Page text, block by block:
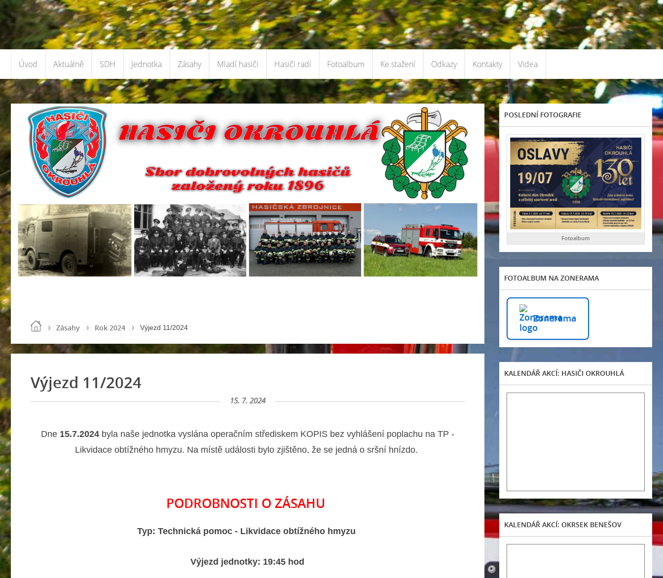
Úvod Aktuálně SDH Jednotka Zásahy Mladí hasiči Hasiči radí Fotoalbum Ke stažení Odkazy Kontakty Videa
Zásahy Rok 2024 Výjezd 11/2024
Výjezd 11/2024
15. 7. 2024
Dne 15.7.2024 byla naše jednotka vyslána operačním střediskem KOPIS bez vyhlášení poplachu na TP -
Likvidace obtížného hmyzu. Na místě události bylo zjištěno, že se jedná o sršní hnízdo.
PODROBNOSTI O ZÁSAHU
Typ: Technická pomoc - Likvidace obtížného hmyzu
Výjezd jednotky: 19:45 hod
POSLEDNÍ FOTOGRAFIE
Fotoalbum
FOTOALBUM NA ZONERAMA
Zonerama
KALENDÁŘ AKCÍ: HASIČI OKROUHLÁ
KALENDÁŘ AKCÍ: OKRSEK BENEŠOV